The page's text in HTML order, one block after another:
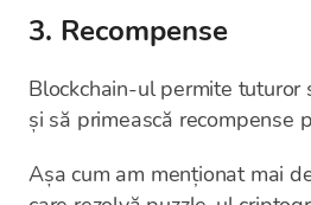
3. Recompense
Blockchain-ul permite tuturor
și să primească recompense
Așa cum am menționat mai